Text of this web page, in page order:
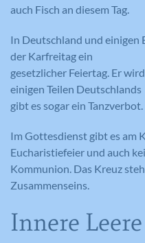
auch Fisch an diesem Tag.
In Deutschland und einigen
der Karfreitag ein
gesetzlicher Feiertag. Er
einigen Teilen Deutschlands
gibt es sogar ein Tanzverbot.
Im Gottesdienst gibt es am
Eucharistiefeier und auch
Kommunion. Das Kreuz
Zusammenseins.
Innere Leere